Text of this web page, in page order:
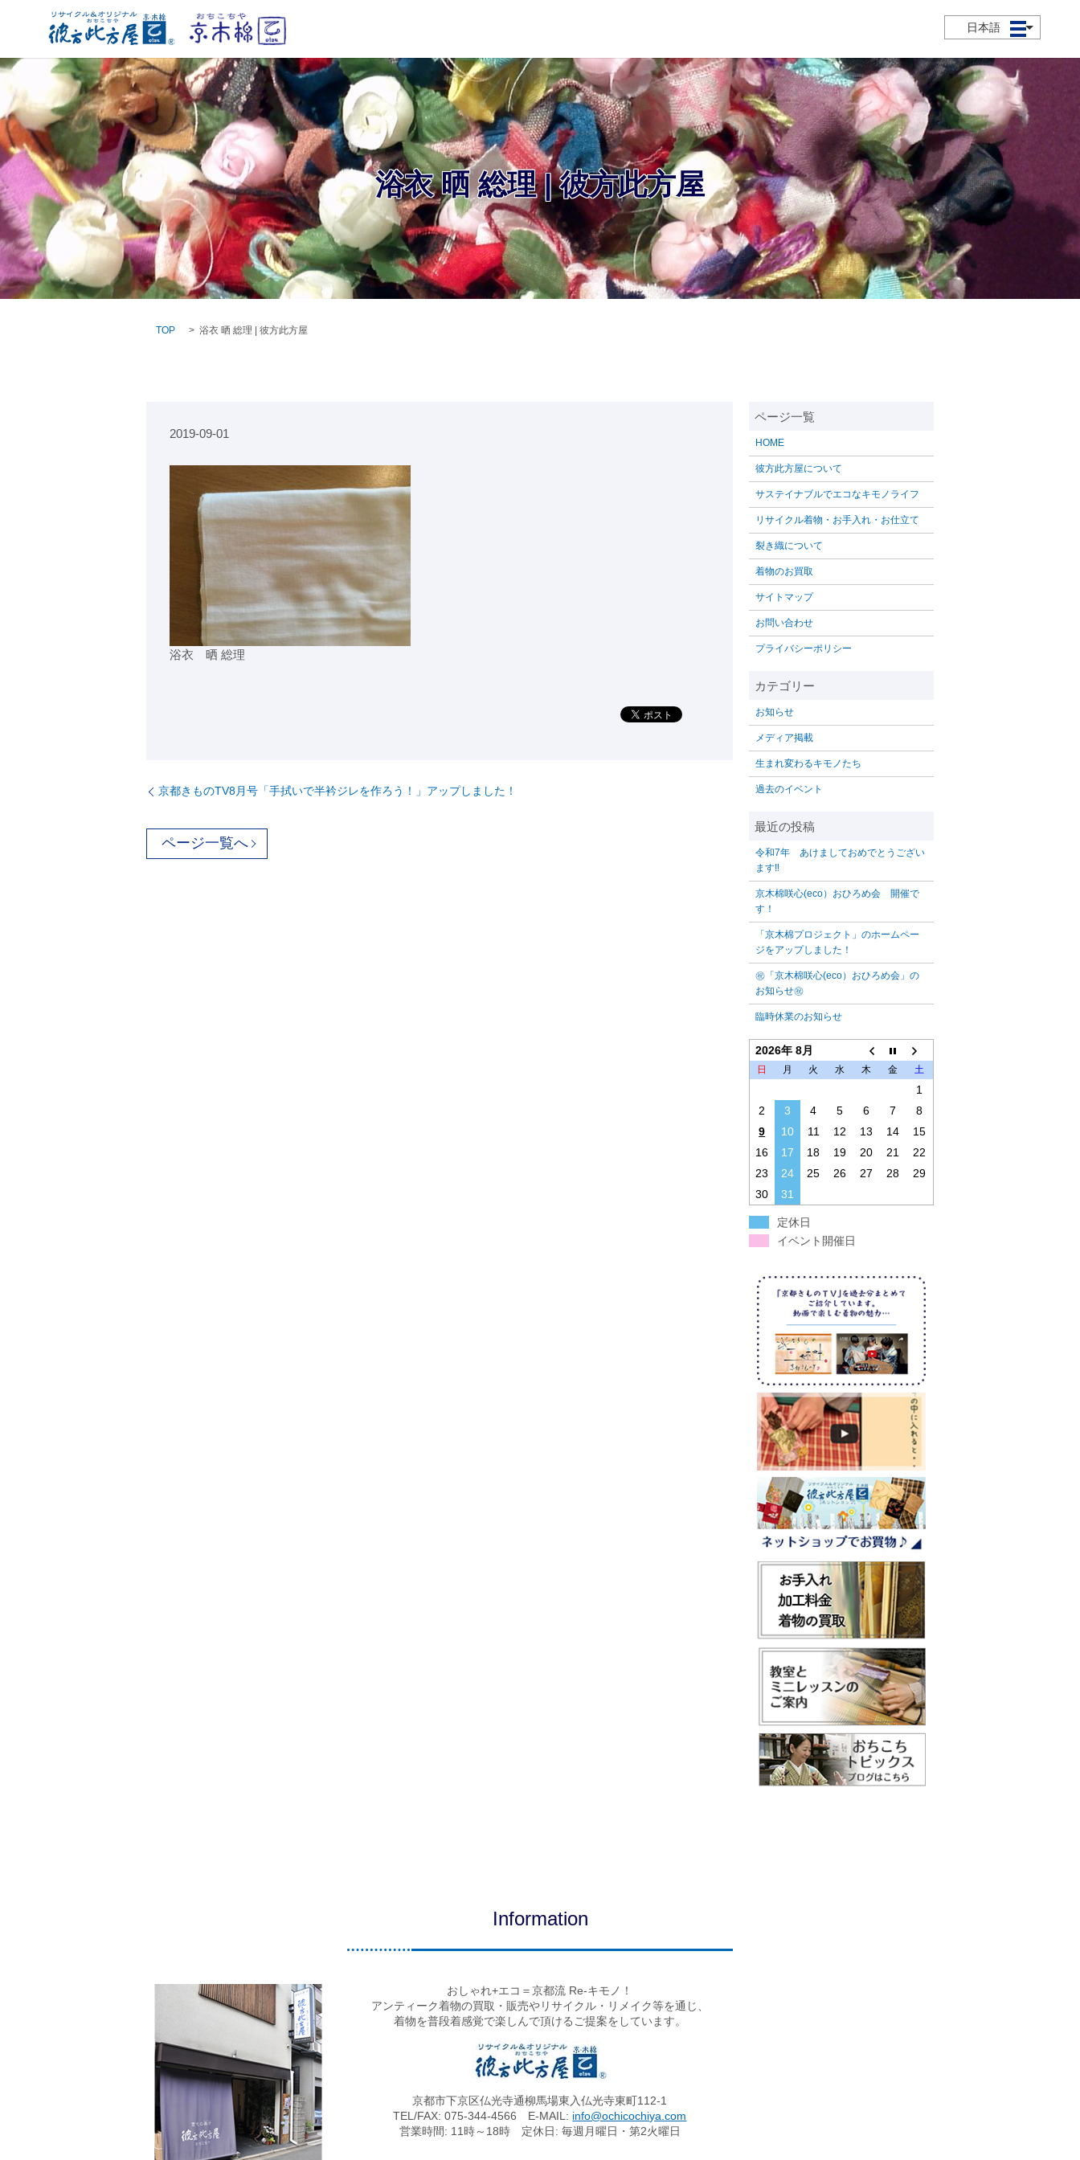
日本語
メニュー
浴衣 晒 総理 | 彼方此方屋
TOP 浴衣 晒 総理 | 彼方此方屋
2019-09-01
浴衣 晒 総理
京都きものTV8月号「手拭いで半衿ジレを作ろう！」アップしました！
ページ一覧へ
HOME
彼方此方屋について
サステイナブルでエコなキモノライフ
リサイクル着物・お手入れ・お仕立て
裂き織について
着物のお買取
サイトマップ
お問い合わせ
プライバシーポリシー
お知らせ
メディア掲載
生まれ変わるキモノたち
過去のイベント
令和7年 あけましておめでとうござい
ます‼️
京木棉咲心(eco）おひろめ会 開催で
す！
「京木棉プロジェクト」のホームペー
ジをアップしました！
㊗「京木棉咲心(eco）おひろめ会」の
お知らせ㊗
臨時休業のお知らせ
2026年 8月
日 月 火 水 木 金 土
1
2
3 4 5 6 7
8
9
10 11 12 13 14
15
16
17 18 19 20 21
22
23
24 25 26 27 28
29
30
31
定休日
イベント開催日
Information
おしゃれ+エコ＝京都流 Re-キモノ！
アンティーク着物の買取・販売やリサイクル・リメイク等を通じ、
着物を普段着感覚で楽しんで頂けるご提案をしています。
京都市下京区仏光寺通柳馬場東入仏光寺東町112-1
TEL/FAX: 075-344-4566 E-MAIL: info@ochicochiya.com
営業時間: 11時～18時 定休日: 毎週月曜日・第2火曜日